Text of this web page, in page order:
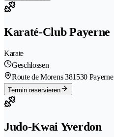
Karaté-Club Payerne
Karate
Geschlossen
Route de Morens 381530 Payerne
Termin reservieren
Judo-Kwai Yverdon